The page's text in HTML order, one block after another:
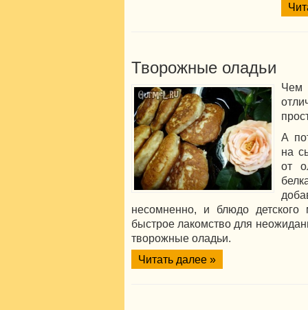
Творожные оладьи
А
на
от
несомненно, и блюдо
быстрое лакомство для
творожные оладьи.
Читать далее »